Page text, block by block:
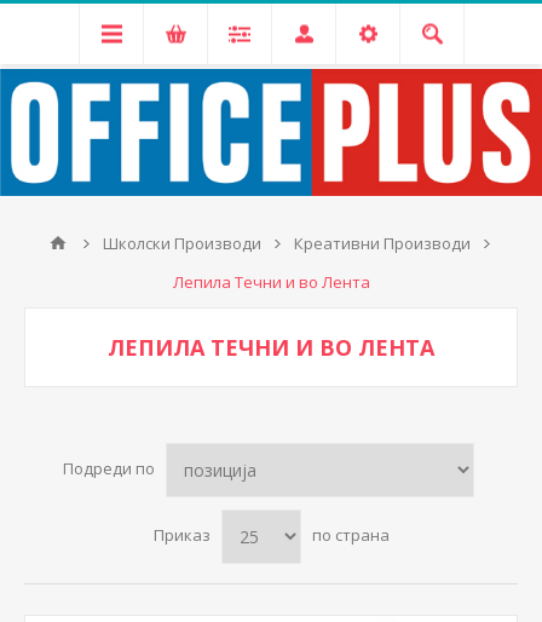
Школски Производи
Креативни Производи
Лепила Течни и во Лента
ЛЕПИЛА ТЕЧНИ И ВО ЛЕНТА
Подреди по
Приказ по страна